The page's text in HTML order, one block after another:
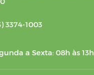
3374-1003
a Sexta: 08h às 13h